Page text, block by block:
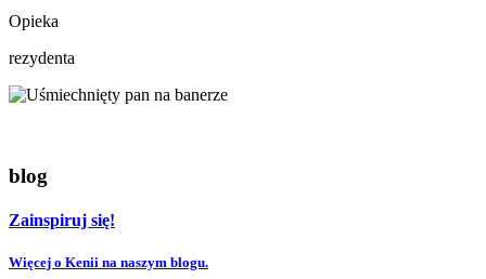
Opieka
rezydenta
blog
Zainspiruj się!
Więcej o Kenii na naszym blogu.